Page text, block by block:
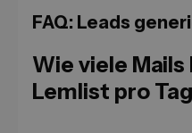
FAQ: Leads
Wie viele Mails
Lemlist pro